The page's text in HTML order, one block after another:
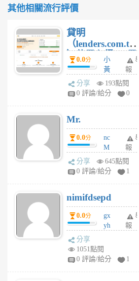
其他相關流行評價
貸明
（lenders.com.tw
）使用心得 — 民
間貸款比較平台
體驗
0.0分
小
黃
蜂
1
舉
報
分享
193點閱
0 評論/給分
0
Mr.
0.0分
nc
M
U
F
U
5
個
月
舉
報
分享
645點閱
0 評論/給分
1
nimifdsepd
0.0分
gx
yh
jl
舉
報
分享
1051點閱
0 評論/給分
1